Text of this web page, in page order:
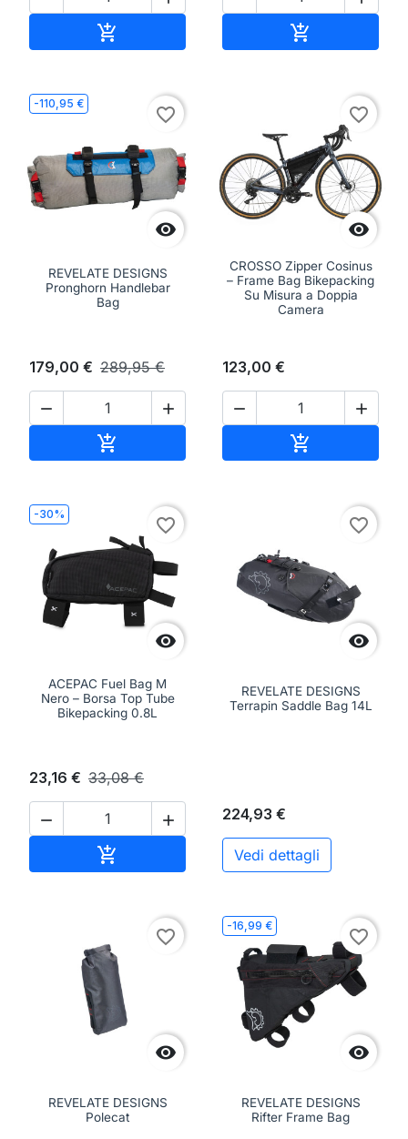
 
-110,95 €

favorite_border
REVELATE DESIGNS
Pronghorn Handlebar
Bag
179,00 € 289,95 €
 


favorite_border
CROSSO Zipper Cosinus
– Frame Bag Bikepacking
Su Misura a Doppia
Camera
123,00 €
 

-30%

favorite_border
ACEPAC Fuel Bag M
Nero – Borsa Top Tube
Bikepacking 0.8L
23,16 € 33,08 €
 
 Aggiungi al carrello

favorite_border
REVELATE DESIGNS
Terrapin Saddle Bag 14L
224,93 €
Vedi dettagli

favorite_border
REVELATE DESIGNS
Polecat
-16,99 €

favorite_border
REVELATE DESIGNS
Rifter Frame Bag